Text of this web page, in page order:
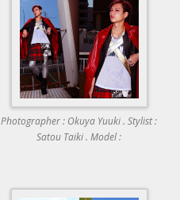
Photographer : Okuya Yuuki . Stylist :
Satou Taiki . Model :